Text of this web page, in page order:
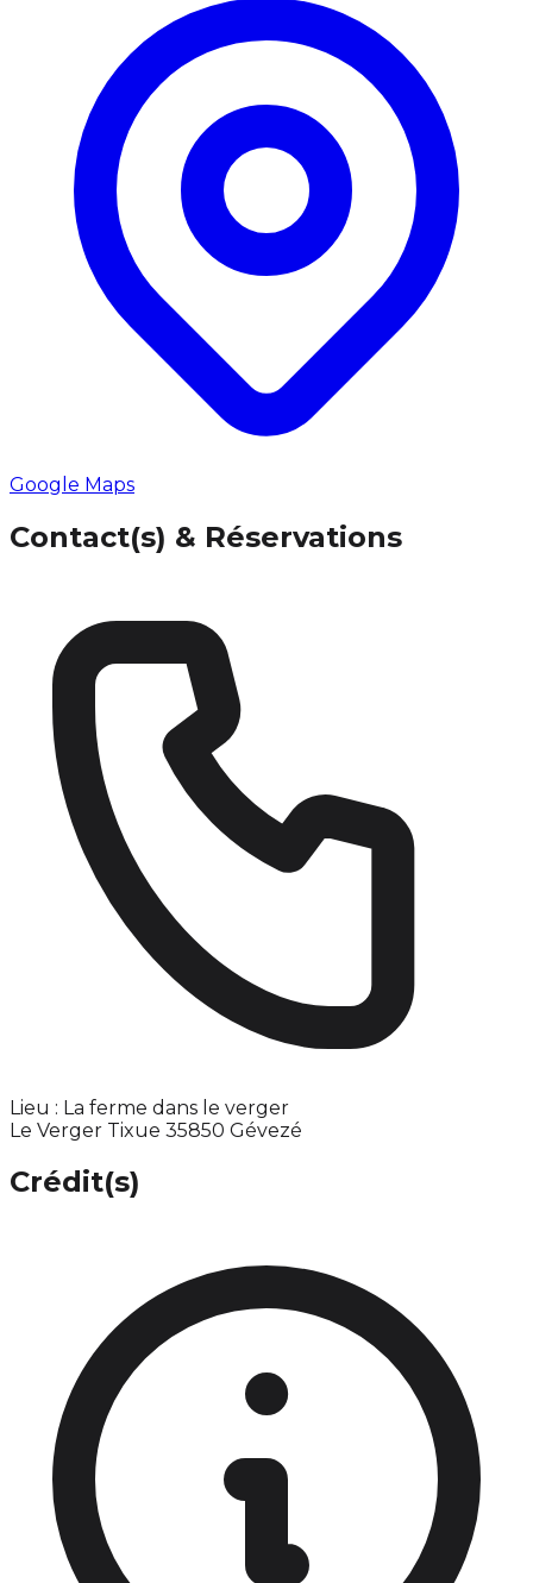
Google Maps
Contact(s) & Réservations
Lieu : La ferme dans le verger
Le Verger Tixue 35850 Gévezé
Crédit(s)